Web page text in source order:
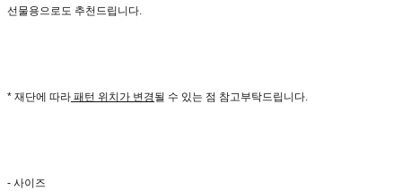
선물용으로도 추천드립니다.
* 재단에 따라 패턴 위치가 변경될 수 있는 점 참고부탁드립니다.
- 사이즈